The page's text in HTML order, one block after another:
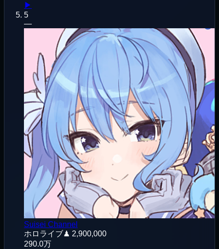
▶
5
—
Suisei Channel
ホロライブ♟ 2,900,000
290.0万